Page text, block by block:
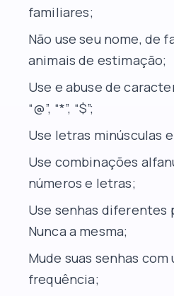
familiares;
Não use seu nome, de
animais de estimação;
Use e abuse de
“@”, “*”, “$”;
Use letras minúsculas
Use combinações
números e letras;
Use senhas diferentes
Nunca a mesma;
Mude suas senhas
frequência;